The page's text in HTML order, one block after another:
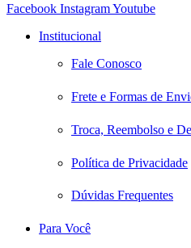
Facebook InstagramYoutube
Institucional
Fale Conosco
Frete e Formas de
Troca, Reembolso e
Política de Privacidade
Dúvidas Frequentes
Para Você